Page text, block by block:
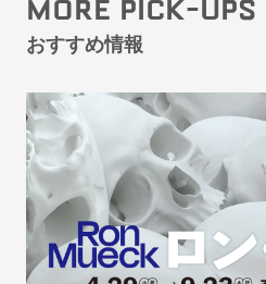
MORE PICK-UPS
おすすめ情報